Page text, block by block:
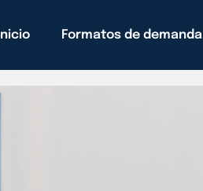
Inicio Formatos de demanda